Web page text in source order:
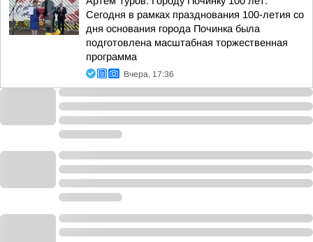
Сегодня в рамках празднования 100-летия со
дня основания города Починка была
подготовлена масштабная торжественная
программа
Вчера, 17:36